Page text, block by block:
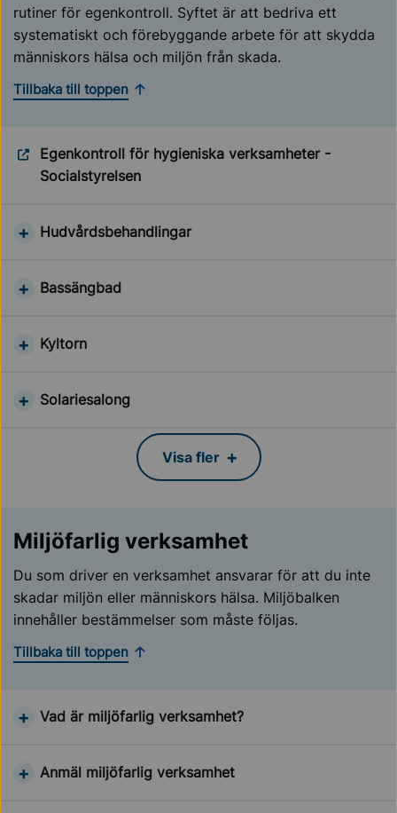
rutiner för egenkontroll. Syftet är att bedriva ett
systematiskt och förebyggande arbete för att skydda
människors hälsa och miljön från skada.
Tillbaka till toppen
Egenkontroll för hygieniska verksamheter -
Socialstyrelsen
Hudvårdsbehandlingar
Bassängbad
Kyltorn
Solariesalong
Visa fler
Miljöfarlig verksamhet
Du som driver en verksamhet ansvarar för att du inte
skadar miljön eller människors hälsa. Miljöbalken
innehåller bestämmelser som måste följas.
Tillbaka till toppen
Vad är miljöfarlig verksamhet?
Anmäl miljöfarlig verksamhet